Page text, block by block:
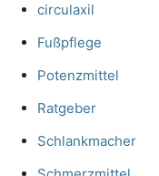
circulaxil
Fußpflege
Potenzmittel
Ratgeber
Schlankmacher